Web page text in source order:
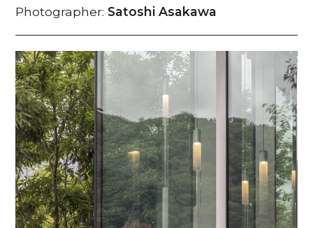
Photographer: Satoshi Asakawa